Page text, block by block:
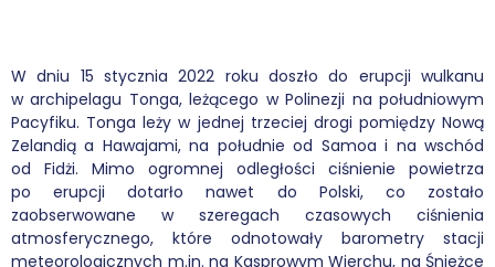
FAQ
Kontakt
W dniu 15 stycznia 2022 roku doszło do erupcji wulkanu
w archipelagu Tonga, leżącego w Polinezji na południowym
Pacyfiku. Tonga leży w jednej trzeciej drogi pomiędzy Nową
Zelandią a Hawajami, na południe od Samoa i na wschód
od Fidżi. Mimo ogromnej odległości ciśnienie powietrza
po erupcji dotarło nawet do Polski, co zostało
zaobserwowane w szeregach czasowych ciśnienia
atmosferycznego, które odnotowały barometry stacji
meteorologicznych m.in. na Kasprowym Wierchu, na Śnieżce